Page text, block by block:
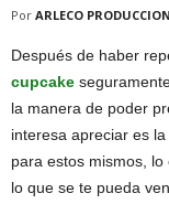
Por ARLECO
Después de haber
cupcake
la manera de poder
interesa apreciar es
para estos mismos,
lo que se te pueda